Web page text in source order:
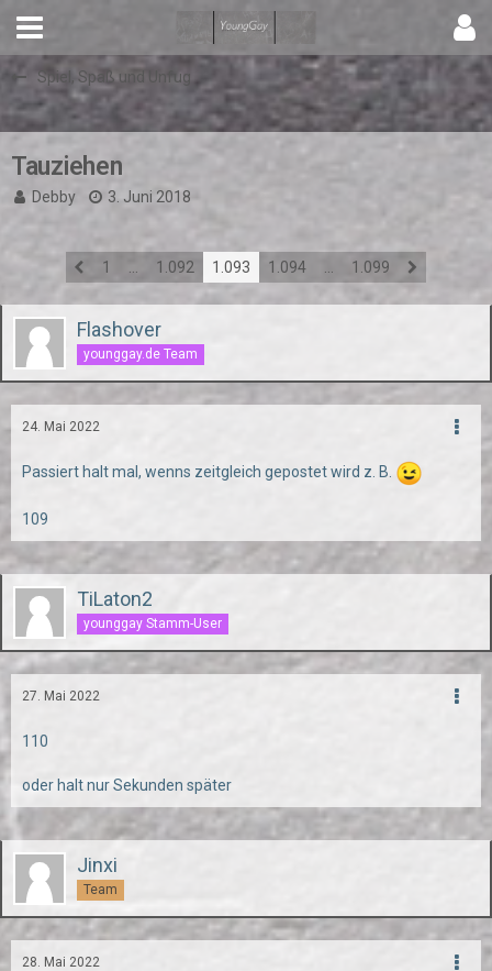
Spiel, Spaß und Unfug
Tauziehen
Debby 3. Juni 2018
1 1.092 1.093 1.094 1.099
Flashover
younggay.de Team
24. Mai 2022
Passiert halt mal, wenns zeitgleich gepostet wird z. B.
109
TiLaton2
younggay Stamm-User
27. Mai 2022
110
oder halt nur Sekunden später
Jinxi
Team
28. Mai 2022